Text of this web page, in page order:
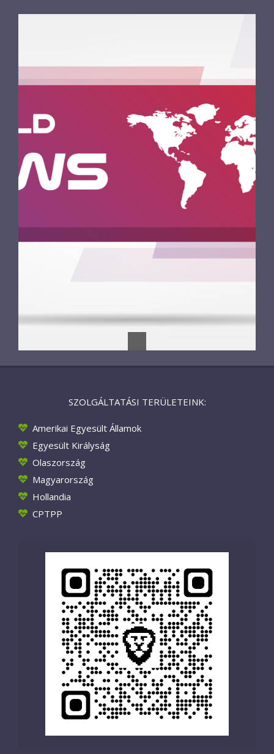
SZOLGÁLTATÁSI TERÜLETEINK:
Amerikai Egyesült Államok
Egyesült Királyság
Olaszország
Magyarország
Hollandia
CPTPP